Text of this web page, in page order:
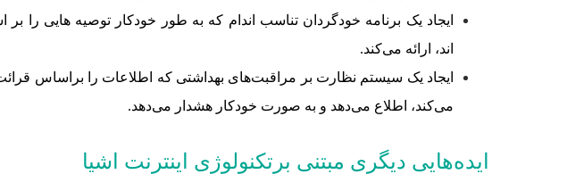
ایجاد یک برنامه خودگردان تناسب اندام که به طور خودکار توصیه هایی
اند، ارائه می‌کند.
ایجاد یک سیستم نظارت بر مراقبت‌های بهداشتی که اطلاعات را براساس
می‌کند، اطلاع می‌دهد و به صورت خودکار هشدار می‌دهد.
ایده‌هایی دیگری مبتنی برتکنولوژی اینترنت اشیا